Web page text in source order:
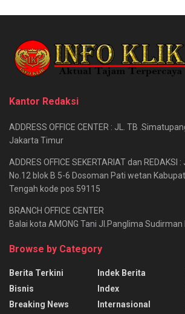
Kantor Redaksi
ADDRESS OFFICE CENTER : JL. TB
Jakarta Timur
ADDRES OFFICE SEKERTARIAT dan REDAKSI
No.12 blok B 5-6 Dosoman Pati wetan
Tengah kode pos 59115
BRANCH OFFICE CENTER
Balai kota AMONG Tani Jl.Panglima
Browse by Category
Berita Terkini
Bisnis
Breaking News
Indek Berita
Index
Internasional